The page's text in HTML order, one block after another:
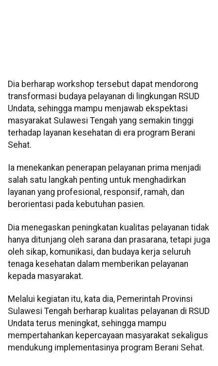
Dia berharap workshop tersebut dapat mendorong
transformasi budaya pelayanan di lingkungan RSUD
Undata, sehingga mampu menjawab ekspektasi
masyarakat Sulawesi Tengah yang semakin tinggi
terhadap layanan kesehatan di era program Berani
Sehat.
Ia menekankan penerapan pelayanan prima menjadi
salah satu langkah penting untuk menghadirkan
layanan yang profesional, responsif, ramah, dan
berorientasi pada kebutuhan pasien.
Dia menegaskan peningkatan kualitas pelayanan tidak
hanya ditunjang oleh sarana dan prasarana, tetapi juga
oleh sikap, komunikasi, dan budaya kerja seluruh
tenaga kesehatan dalam memberikan pelayanan
kepada masyarakat.
Melalui kegiatan itu, kata dia, Pemerintah Provinsi
Sulawesi Tengah berharap kualitas pelayanan di RSUD
Undata terus meningkat, sehingga mampu
mempertahankan kepercayaan masyarakat sekaligus
mendukung implementasinya program Berani Sehat.